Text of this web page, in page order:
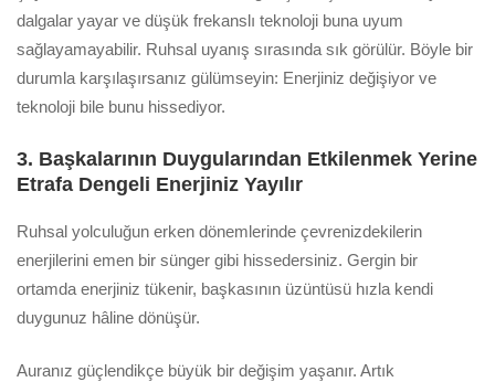
dalgalar yayar ve düşük frekanslı teknoloji buna uyum
sağlayamayabilir. Ruhsal uyanış sırasında sık görülür. Böyle bir
durumla karşılaşırsanız gülümseyin: Enerjiniz değişiyor ve
teknoloji bile bunu hissediyor.
3. Başkalarının Duygularından Etkilenmek Yerine
Etrafa Dengeli Enerjiniz Yayılır
Ruhsal yolculuğun erken dönemlerinde çevrenizdekilerin
enerjilerini emen bir sünger gibi hissedersiniz. Gergin bir
ortamda enerjiniz tükenir, başkasının üzüntüsü hızla kendi
duygunuz hâline dönüşür.
Auranız güçlendikçe büyük bir değişim yaşanır. Artık